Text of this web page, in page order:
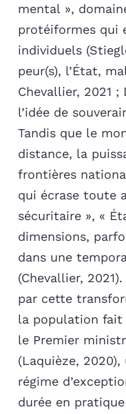
mental »,
protéiformes qui
individuels
peur(s), l’État,
Chevallier, 2021
l’idée de
Tandis que le
distance, la
frontières
qui écrase toute
sécuritaire », «
dimensions,
dans une
(Chevallier,
par cette
la population fait
le Premier
(Laquièze,
régime
durée en